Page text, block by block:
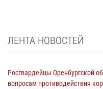
ЛЕНТА НОВОСТЕЙ
Росгвардейцы Оренбургской
вопросам противодействия